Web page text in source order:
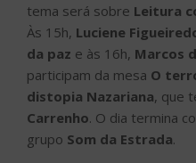
tema será sobre Leitura
Às 15h, Luciene
da paz e às 16h, Marcos
participam da mesa O
distopia Nazariana, que
Carrenho. O dia termina
grupo Som da Estrada.